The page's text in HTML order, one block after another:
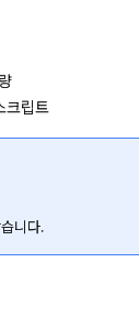
크립트
니다.